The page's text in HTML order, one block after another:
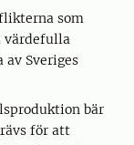
som
värdefulla
Sveriges
bär
för att